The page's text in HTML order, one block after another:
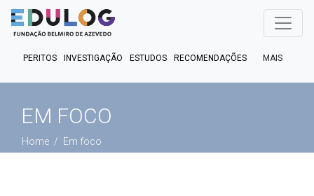
PERITOS INVESTIGAÇÃO ESTUDOS RECOMENDAÇÕES
PUBLICAÇÕES EM FOCO EM DEBATE FACT CHECK
MAIS
EM FOCO
Home Em foco